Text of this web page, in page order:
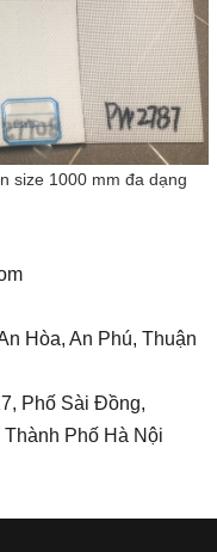
size 1000 mm đa dạng
Hòa, An Phú, Thuận
Phố Sài Đồng,
Phố Hà Nội